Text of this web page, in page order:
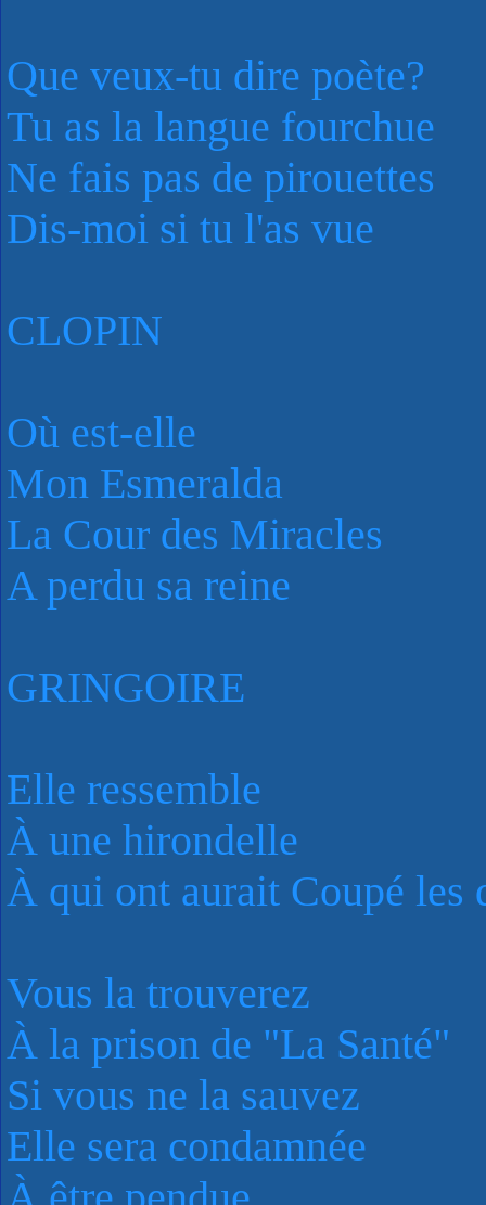
Que veux-tu dire poète?
Tu as la langue fourchue
Ne fais pas de pirouettes
Dis-moi si tu l'as vue
CLOPIN
Où est-elle
Mon Esmeralda
La Cour des Miracles
A perdu sa reine
GRINGOIRE
Elle ressemble
À une hirondelle
À qui ont aurait Coupé les
Vous la trouverez
À la prison de "La Santé"
Si vous ne la sauvez
Elle sera condamnée